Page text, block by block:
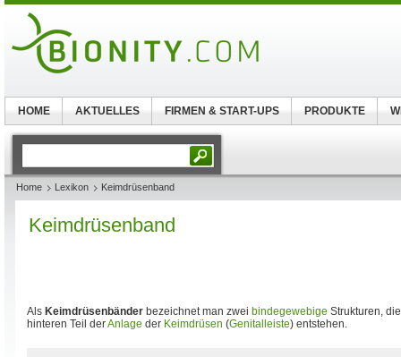
Home Lexikon Keimdrüsenband
Keimdrüsenband
Als Keimdrüsenbänder bezeichnet man zwei bindegewebige Strukturen,
hinteren Teil derAnlage der Keimdrüsen (Genitalleiste) entstehen.
HOME AKTUELLES FIRMEN & START-UPS PRODUKTE